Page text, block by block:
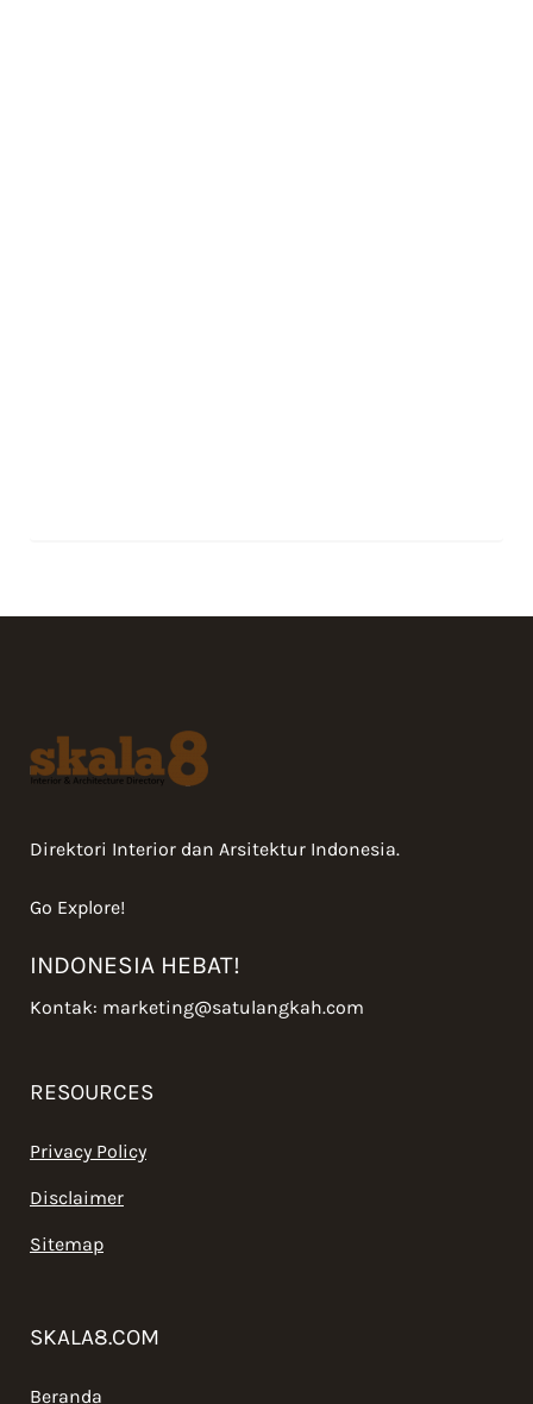
Direktori Interior dan Arsitektur Indonesia.
Go Explore!
INDONESIA HEBAT!
Kontak: marketing@satulangkah.com
RESOURCES
Privacy Policy
Disclaimer
Sitemap
SKALA8.COM
Beranda